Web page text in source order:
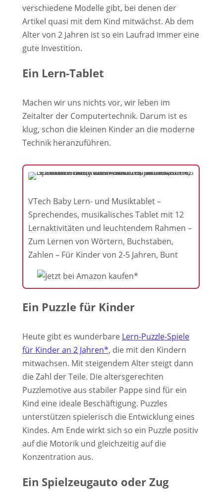
verschiedene Modelle gibt, bei denen der
Artikel quasi mit dem Kind mitwächst. Ab dem
Alter von 2 Jahren ist so ein Laufrad immer eine
gute Investition.
Ein Lern-Tablet
Machen wir uns nichts vor, wir leben im
Zeitalter der Computertechnik. Darum ist es
klug, schon die kleinen Kinder an die moderne
Technik heranzuführen.
VTech Baby Lern- und Musiktablet –
Sprechendes, musikalisches Tablet mit 12
Lernaktivitäten und leuchtendem Rahmen –
Zum Lernen von Wörtern, Buchstaben,
Zahlen – Für Kinder von 2-5 Jahren, Bunt
Ein Puzzle für Kinder
Heute gibt es wunderbare Lern-Puzzle-Spiele
für Kinder an 2 Jahren*, die mit den Kindern
mitwachsen. Mit steigendem Alter steigt dann
die Zahl der Teile. Die altersgerechten
Puzzlemotive aus stabiler Pappe sind für ein
Kind eine ideale Beschäftigung. Puzzles
unterstützen spielerisch die Entwicklung eines
Kindes. Am Ende wirkt sich so ein Puzzle positiv
auf die Motorik und gleichzeitig auf die
Konzentration aus.
Ein Spielzeugauto oder Zug